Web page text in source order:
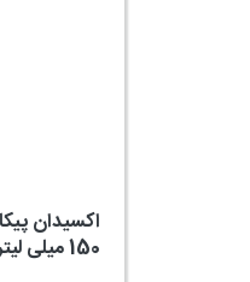
150 میلی لیتر (شماره 2)